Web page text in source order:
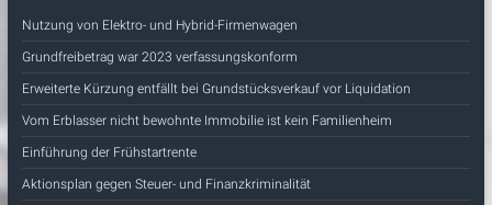
Nutzung von Elektro- und Hybrid-Firmenwagen
Grundfreibetrag war 2023 verfassungskonform
Erweiterte Kürzung entfällt bei Grundstücksverkauf vor Liquidation
Vom Erblasser nicht bewohnte Immobilie ist kein Familienheim
Einführung der Frühstartrente
Aktionsplan gegen Steuer- und Finanzkriminalität